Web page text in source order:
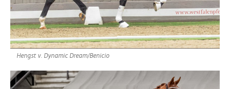
Hengst v. Dynamic Dream/Benicio